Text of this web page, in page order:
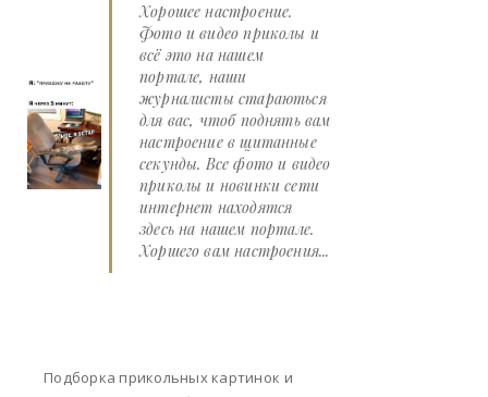
Хорошее настроение.
Фото и видео приколы и
всё это на нашем
портале, наши
журналисты стараються
для вас, чтоб поднять вам
настроение в щитанные
секунды. Все фото и видео
приколы и новинки сети
интернет находятся
здесь на нашем портале.
Хоршего вам настроения...
Подборка прикольных картинок и